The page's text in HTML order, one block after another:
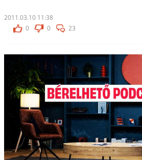
2011.03.10 11:38
0
0 23